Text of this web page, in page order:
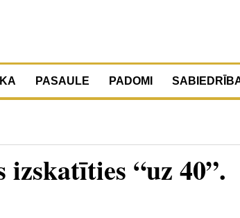
PASAULE PADOMI
izskatīties “uz 40”.